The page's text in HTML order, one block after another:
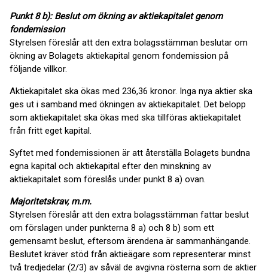
Punkt 8 b): Beslut om ökning av aktiekapitalet genom
fondemission
Styrelsen föreslår att den extra bolagsstämman beslutar om
ökning av Bolagets aktiekapital genom fondemission på
följande villkor.
Aktiekapitalet ska ökas med 236,36 kronor. Inga nya aktier ska
ges ut i samband med ökningen av aktiekapitalet. Det belopp
som aktiekapitalet ska ökas med ska tillföras aktiekapitalet
från fritt eget kapital.
Syftet med fondemissionen är att återställa Bolagets bundna
egna kapital och aktiekapital efter den minskning av
aktiekapitalet som föreslås under punkt 8 a) ovan.
Majoritetskrav, m.m.
Styrelsen föreslår att den extra bolagsstämman fattar beslut
om förslagen under punkterna 8 a) och 8 b) som ett
gemensamt beslut, eftersom ärendena är sammanhängande.
Beslutet kräver stöd från aktieägare som representerar minst
två tredjedelar (2/3) av såväl de avgivna rösterna som de aktier